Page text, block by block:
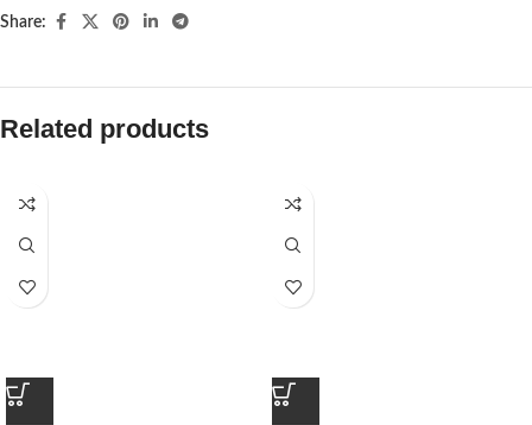
Share:
Related products